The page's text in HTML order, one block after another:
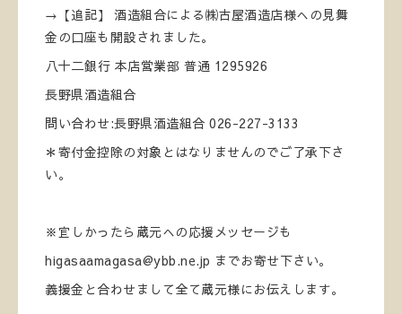
→【追記】 酒造組合による㈱古屋酒造店様への見舞
金の口座も開設されました。
⁡八十二銀行 本店営業部⁡ 普通 1295926⁡
長野県酒造組合
問い合わせ:長野県酒造組合 026-227-3133
＊寄付金控除の対象とはなりませんのでご了承下さ
い。
※宜しかったら蔵元への応援メッセージも
higasaamagasa@ybb.ne.jp までお寄せ下さい。
義援金と合わせまして全て蔵元様にお伝えします。